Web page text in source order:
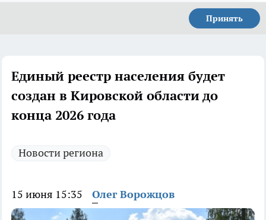
Принять
Единый реестр населения будет
создан в Кировской области до
конца 2026 года
Новости региона
15 июня 15:35 Олег Ворожцов